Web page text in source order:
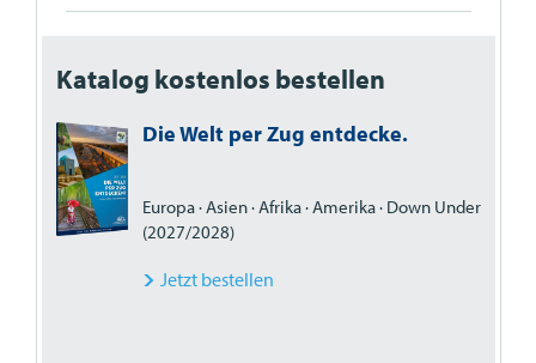
Katalog kostenlos bestellen
Die Welt per Zug entdecke.
Europa · Asien · Afrika · Amerika · Down Under
(2027/2028)
Jetzt bestellen